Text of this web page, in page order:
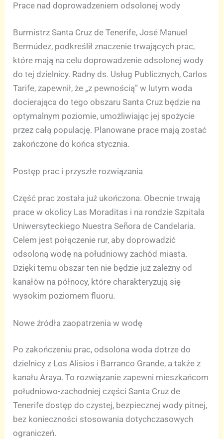
Prace nad doprowadzeniem odsolonej wody
Burmistrz Santa Cruz de Tenerife, José Manuel
Bermúdez, podkreślił znaczenie trwających prac,
które mają na celu doprowadzenie odsolonej wody
do tej dzielnicy. Radny ds. Usług Publicznych, Carlos
Tarife, zapewnił, że „z pewnością” w lutym woda
docierająca do tego obszaru Santa Cruz będzie na
optymalnym poziomie, umożliwiając jej spożycie
przez całą populację. Planowane prace mają zostać
zakończone do końca stycznia.
Postęp prac i przyszłe rozwiązania
Część prac została już ukończona. Obecnie trwają
prace w okolicy Las Moraditas i na rondzie Szpitala
Uniwersyteckiego Nuestra Señora de Candelaria.
Celem jest połączenie rur, aby doprowadzić
odsoloną wodę na południowy zachód miasta.
Dzięki temu obszar ten nie będzie już zależny od
kanałów na północy, które charakteryzują się
wysokim poziomem fluoru.
Nowe źródła zaopatrzenia w wodę
Po zakończeniu prac, odsolona woda dotrze do
dzielnicy z Los Alisios i Barranco Grande, a także z
kanału Araya. To rozwiązanie zapewni mieszkańcom
południowo-zachodniej części Santa Cruz de
Tenerife dostęp do czystej, bezpiecznej wody pitnej,
bez konieczności stosowania dotychczasowych
ograniczeń.